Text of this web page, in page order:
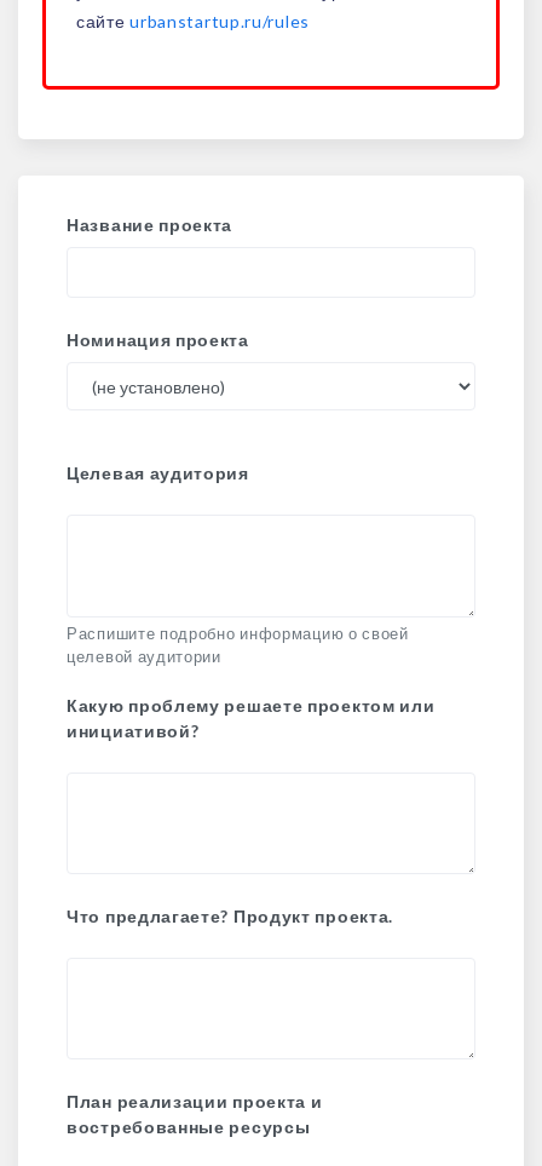
сайтеurbanstartup.ru/rules
Название проекта
Номинация проекта
Целевая аудитория
Распишите подробно информацию о своей
целевой аудитории
Какую проблему решаете проектом или
инициативой?
Что предлагаете? Продукт проекта.
План реализации проекта и
востребованные ресурсы